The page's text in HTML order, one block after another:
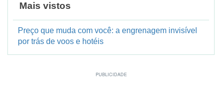
Mais vistos
Preço que muda com você: a engrenagem invisível
por trás de voos e hotéis